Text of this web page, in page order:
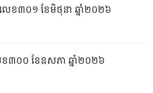
លេខ៣០១ ខែមិថុនា ឆ្នាំ២០២៦
ខ៣០០ ខែឧសភា ឆ្នាំ២០២៦